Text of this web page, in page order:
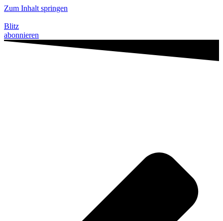
Zum Inhalt springen
Blitz
abonnieren